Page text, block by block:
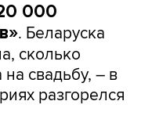
000
. Беларуска
сколько
на свадьбу, – в
разгорелся